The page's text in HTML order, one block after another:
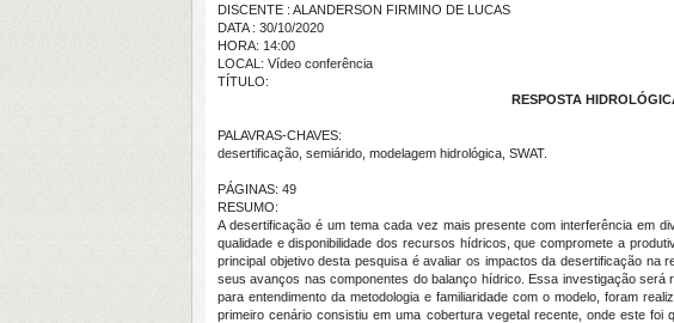
DISCENTE : ALANDERSON FIRMINO DE LUCAS
DATA : 30/10/2020
HORA: 14:00
LOCAL: Vídeo conferência
TÍTULO:
RESPOSTA
PALAVRAS-CHAVES:
desertificação, semiárido, modelagem hidrológica, SWAT.
PÁGINAS: 49
RESUMO:
A desertificação é um tema cada vez mais presente com interferência em
qualidade e disponibilidade dos recursos hídricos, que compromete a
principal objetivo desta pesquisa é avaliar os impactos da desertificação na
seus avanços nas componentes do balanço hídrico. Essa investigação será
para entendimento da metodologia e familiaridade com o modelo, foram
primeiro cenário consistiu em uma cobertura vegetal recente, onde este